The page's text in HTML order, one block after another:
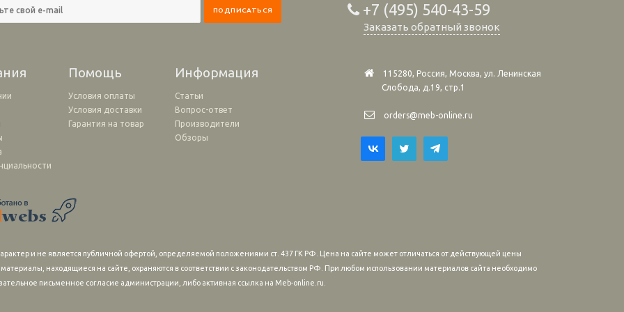
+7 (495) 540-43-59
Заказать обратный звонок
Помощь Информация
Условия оплаты
Условия доставки
Гарантия на товар
Статьи
Вопрос-ответ
Производители
Обзоры
115280, Россия, Москва, ул. Ленинская
Слобода, д.19, стр.1
orders@meb-online.ru
и не является публичной офертой, определяемой положениями ст. 437 ГК РФ. Цена на сайте может отличаться от действующей цены
находящиеся на сайте, охраняются в соответствии с законодательством РФ. При любом использовании материалов сайта необходимо
письменное согласие администрации, либо активная ссылка на Meb-online.ru.